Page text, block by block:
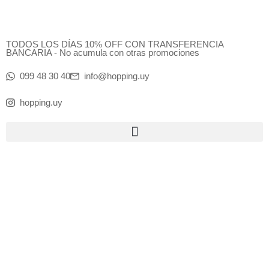
TODOS LOS DÍAS 10% OFF CON TRANSFERENCIA
BANCARIA - No acumula con otras promociones
099 48 30 40 info@hopping.uy
hopping.uy